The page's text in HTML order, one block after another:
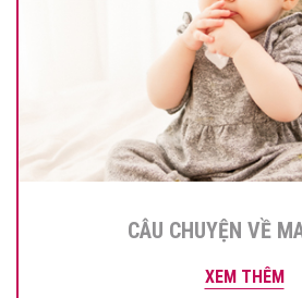
CÂU CHUYỆN VỀ
XEM THÊM